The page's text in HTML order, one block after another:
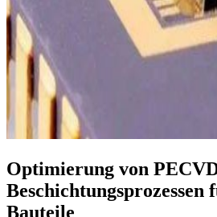
Optimierung von
Bauteile